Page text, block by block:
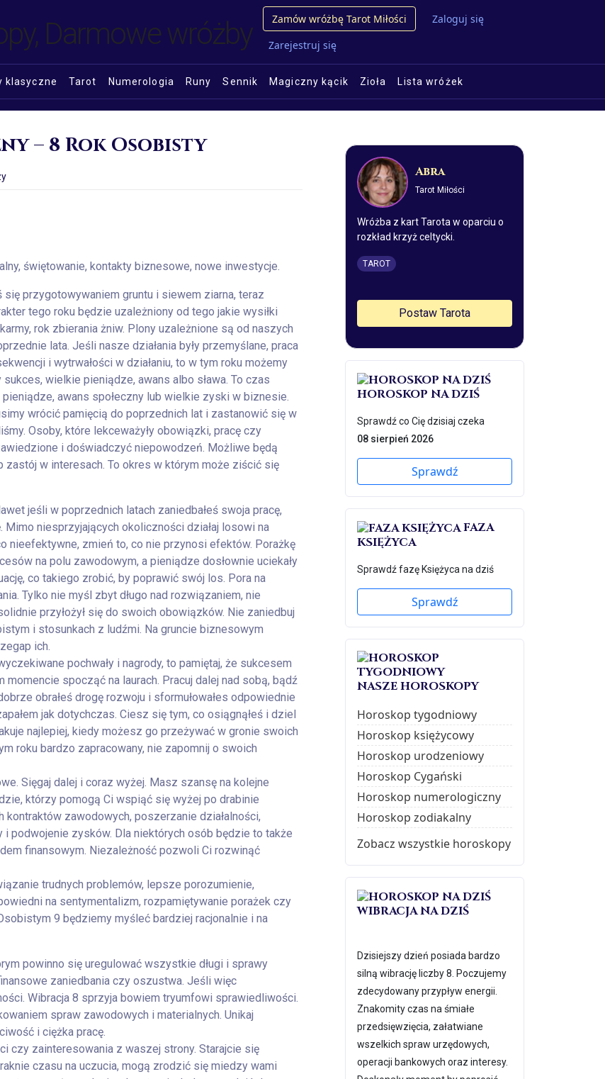
Zamów wróżbę Tarot Miłości
Zaloguj się
Zarejestruj się
klasyczne Tarot Numerologia Runy Sennik Magiczny kącik Zioła Lista wróżek
– 8 Rok Osobisty
świętowanie, kontakty biznesowe, nowe inwestycje.
się przygotowywaniem gruntu i siewem ziarna, teraz
tego roku będzie uzależniony od tego jakie wysiłki
rok zbierania żniw. Plony uzależnione są od naszych
lata. Jeśli nasze działania były przemyślane, praca
i wytrwałości w działaniu, to w tym roku możemy
wielkie pieniądze, awans albo sława. To czas
awans społeczny lub wielkie zyski w biznesie.
wrócić pamięcią do poprzednich lat i zastanowić się w
Osoby, które lekceważyły obowiązki, pracę czy
i doświadczyć niepowodzeń. Możliwe będą
w interesach. To okres w którym może ziścić się
jeśli w poprzednich latach zaniedbałeś swoja pracę,
niesprzyjających okoliczności działaj losowi na
nieefektywne, zmień to, co nie przynosi efektów. Porażkę
na polu zawodowym, a pieniądze dosłownie uciekały
co takiego zrobić, by poprawić swój los. Pora na
Tylko nie myśl zbyt długo nad rozwiązaniem, nie
przyłożył się do swoich obowiązków. Nie zaniedbuj
i stosunkach z ludźmi. Na gruncie biznesowym
ich.
pochwały i nagrody, to pamiętaj, że sukcesem
spocząć na laurach. Pracuj dalej nad sobą, bądź
obrałeś drogę rozwoju i sformułowałes odpowiednie
jak dotychczas. Ciesz się tym, co osiągnąłeś i dziel
najlepiej, kiedy możesz go przeżywać w gronie swoich
roku bardzo zapracowany, nie zapomnij o swoich
Sięgaj dalej i coraz wyżej. Masz szansę na kolejne
którzy pomogą Ci wspiąć się wyżej po drabinie
zawodowych, poszerzanie działalności,
podwojenie zysków. Dla niektórych osób będzie to także
finansowym. Niezależność pozwoli Ci rozwinąć
trudnych problemów, lepsze porozumienie,
na sentymentalizm, rozpamiętywanie porażek czy
9 będziemy myśleć bardziej racjonalnie i na
powinno się uregulować wszystkie długi i sprawy
zaniedbania czy oszustwa. Jeśli więc
Wibracja 8 sprzyja bowiem tryumfowi sprawiedliwości.
spraw zawodowych i materialnych. Unikaj
i ciężka pracę.
czy zainteresowania z waszej strony. Starajcie się
czasu na uczucia, mogą zrodzić się miedzy wami
Abra
Tarot Miłości
Wróżba z kart Tarota w oparciu o
rozkład krzyż celtycki.
TAROT
Postaw Tarota
HOROSKOP NA DZIŚ
Sprawdź co Cię dzisiaj czeka
08 sierpień 2026
Sprawdź
FAZA
KSIĘŻYCA
Sprawdź fazę Księżyca na dziś
Sprawdź
NASZE HOROSKOPY
Horoskop tygodniowy
Horoskop księżycowy
Horoskop urodzeniowy
Horoskop Cygański
Horoskop numerologiczny
Horoskop zodiakalny
Zobacz wszystkie horoskopy
WIBRACJA NA DZIŚ
Dzisiejszy dzień posiada bardzo
silną wibrację liczby 8. Poczujemy
zdecydowany przypływ energii.
Znakomity czas na śmiałe
przedsięwzięcia, załatwiane
wszelkich spraw urzędowych,
operacji bankowych oraz interesy.